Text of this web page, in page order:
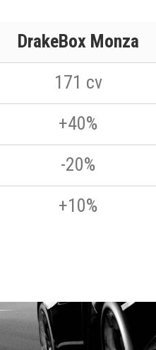
DrakeBox Monza
171 cv
+40%
-20%
+10%